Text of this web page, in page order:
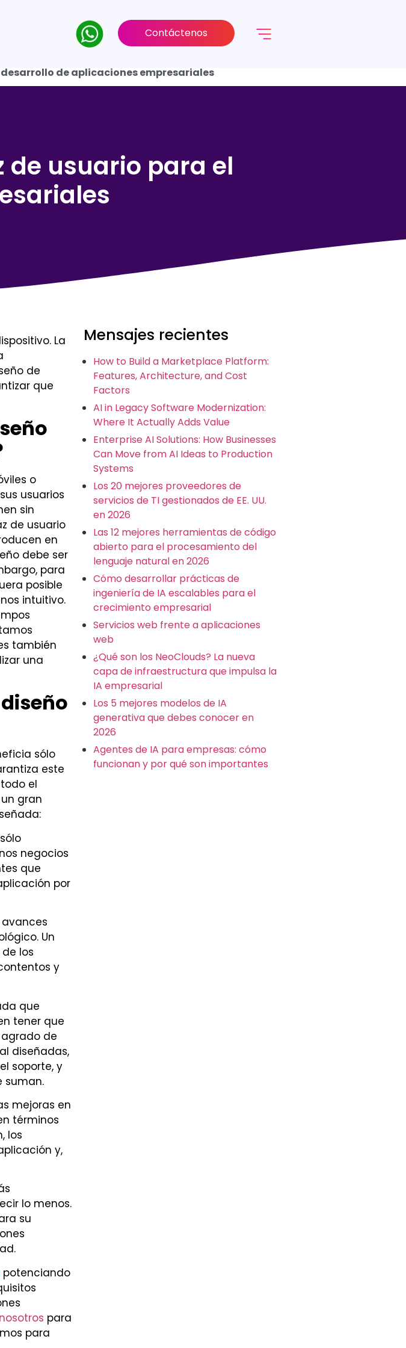
Contáctenos
de aplicaciones empresariales
de usuario para el
La
de
que
o
usuarios
sin
de usuario
en
debe ser
para
posible
intuitivo.
también
una
sólo
este
el
gran
negocios
que
por
Un
los
y
que
tener que
de
diseñadas,
soporte, y
suman.
mejoras en
términos
los
y,
lo menos.
su
potenciando
para
para
Mensajes recientes
How to Build a Marketplace Platform:
Features, Architecture, and Cost
Factors
AI in Legacy Software Modernization:
Where It Actually Adds Value
Enterprise AI Solutions: How Businesses
Can Move from AI Ideas to Production
Systems
Los 20 mejores proveedores de
servicios de TI gestionados de EE. UU.
en 2026
Las 12 mejores herramientas de código
abierto para el procesamiento del
lenguaje natural en 2026
Cómo desarrollar prácticas de
ingeniería de IA escalables para el
crecimiento empresarial
Servicios web frente a aplicaciones
web
¿Qué son los NeoClouds? La nueva
capa de infraestructura que impulsa la
IA empresarial
Los 5 mejores modelos de IA
generativa que debes conocer en
2026
Agentes de IA para empresas: cómo
funcionan y por qué son importantes